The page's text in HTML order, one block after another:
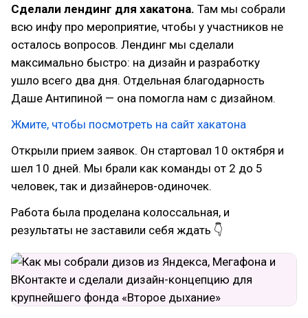
Сделали лендинг для хакатона. Там мы собрали
всю инфу про мероприятие, чтобы у участников не
осталось вопросов. Лендинг мы сделали
максимально быстро: на дизайн и разработку
ушло всего два дня. Отдельная благодарность
Даше Антипиной — она помогла нам с дизайном.
Жмите, чтобы посмотреть на сайт хакатона
Открыли прием заявок. Он стартовал 10 октября и
шел 10 дней. Мы брали как команды от 2 до 5
человек, так и дизайнеров-одиночек.
Работа была проделана колоссальная, и
результаты не заставили себя ждать 👇